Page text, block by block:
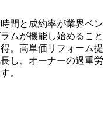
間と成約率が業界ベン
ムが機能し始めること
。高単価リフォーム提
し、オーナーの過重労
。